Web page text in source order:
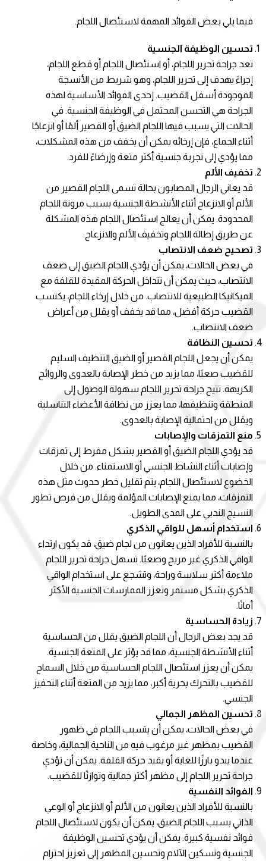
فيما يلي بعض الفوائد المهمة لاستئصال اللجام.
تحسين الوظيفة الجنسية
تعد جراحة تحرير اللجام، أو استئصال اللجام أو قطع اللجام،
إجراءً يهدف إلى تحرير اللجام، وهو شريط من الأنسجة
الموجودة أسفل القضيب. إحدى الفوائد الأساسية لهذه
الجراحة هي التحسن المحتمل في الوظيفة الجنسية. في
الحالات التي يسبب فيها اللجام الضيق أو القصير ألمًا أو انزعاجًا
أثناء الجماع، فإن إرخائه يمكن أن يخفف من هذه المشكلات،
مما يؤدي إلى تجربة جنسية أكثر متعة وإرضاءً للفرد.
تخفيف الألم
قد يعاني الرجال المصابون بحالة تسمى اللجام القصير من
الألم أو الانزعاج أثناء الأنشطة الجنسية بسبب مرونة اللجام
المحدودة. يمكن أن يعالج استئصال اللجام هذه المشكلة
عن طريق إطالة اللجام وتخفيف الألم والانزعاج.
تصحيح ضعف الانتصاب
في بعض الحالات، يمكن أن يؤدي اللجام الضيق إلى ضعف
الانتصاب، حيث يمكن أن تتداخل الحركة المقيدة للقلفة مع
الميكانيكا الطبيعية للانتصاب. من خلال إرخاء اللجام، يكتسب
القضيب حركة أفضل، مما قد يخفف أو يقلل من أعراض
ضعف الانتصاب.
تحسين النظافة
يمكن أن يجعل اللجام القصير أو الضيق التنظيف السليم
للقضيب صعبًا، مما يزيد من خطر الإصابة بالعدوى والروائح
الكريهة. تتيح جراحة تحرير اللجام سهولة الوصول إلى
المنطقة وتنظيفها، مما يعزز من نظافة الأعضاء التناسلية
ويقلل من احتمالية الإصابة بالعدوى.
منع التمزقات والإصابات
قد يؤدي اللجام الضيق أو القصير بشكل مفرط إلى تمزقات
وإصابات أثناء النشاط الجنسي أو الاستمناء. من خلال
الخضوع لاستئصال اللجام، يتم تقليل خطر حدوث مثل هذه
التمزقات، مما يمنع الإصابات المؤلمة ويقلل من فرص تطور
النسيج الندبي على المدى الطويل.
استخدام أسهل للواقي الذكري
بالنسبة للأفراد الذين يعانون من لجام ضيق، قد يكون ارتداء
الواقي الذكري غير مريح وصعبًا. تسهل جراحة تحرير اللجام
ملاءمة أكثر سلاسة وراحة، وتشجع على استخدام الواقي
الذكري بشكل مستمر وتعزز الممارسات الجنسية الأكثر
أمانًا.
زيادة الحساسية
قد يجد بعض الرجال أن اللجام الضيق يقلل من الحساسية
أثناء الأنشطة الجنسية، مما قد يؤثر على المتعة الجنسية.
يمكن أن يعزز استئصال اللجام الحساسية من خلال السماح
للقضيب بالتحرك بحرية أكبر، مما يزيد من المتعة أثناء التحفيز
الجنسي.
تحسين المظهر الجمالي
في بعض الحالات، يمكن أن يتسبب اللجام في ظهور
القضيب بمظهر غير مرغوب فيه من الناحية الجمالية، وخاصة
عندما يبدو بارزًا للغاية أو يقيد حركة القلفة. يمكن أن تؤدي
جراحة تحرير اللجام إلى مظهر أكثر جمالية وتوازنًا للقضيب.
الفوائد النفسية
بالنسبة للأفراد الذين يعانون من الألم أو الانزعاج أو الوعي
الذاتي بسبب اللجام الضيق، يمكن أن يكون لاستئصال اللجام
فوائد نفسية كبيرة. يمكن أن يؤدي تحسين الوظيفة
الجنسية وتسكين الآلام وتحسين المظهر إلى تعزيز احترام